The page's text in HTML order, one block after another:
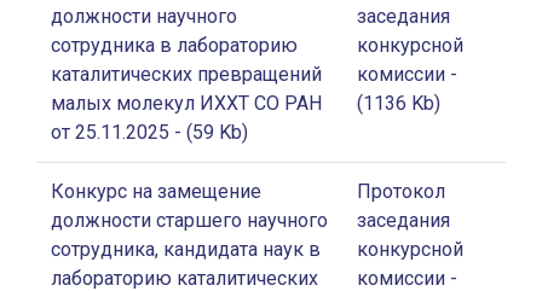
должности научного
сотрудника в лабораторию
каталитических превращений
малых молекул ИХХТ СО РАН
от 25.11.2025 - (59 Kb)
заседания
конкурсной
комиссии -
(1136 Kb)
Конкурс на замещение
должности старшего научного
сотрудника, кандидата наук в
лабораторию каталитических
Протокол
заседания
конкурсной
комиссии -